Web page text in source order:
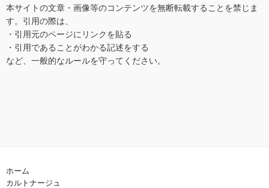
本サイトの文章・画像等のコンテンツを無断転載することを禁じま
す。引用の際は、
・引用元のページにリンクを貼る
・引用であることがわかる記述をする
など、一般的なルールを守ってください。
ホーム
カルトナージュ